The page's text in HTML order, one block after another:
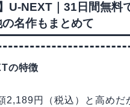
U-NEXT｜31日間無料
名作もまとめて
の特徴
2,189円（税込）と高めだ